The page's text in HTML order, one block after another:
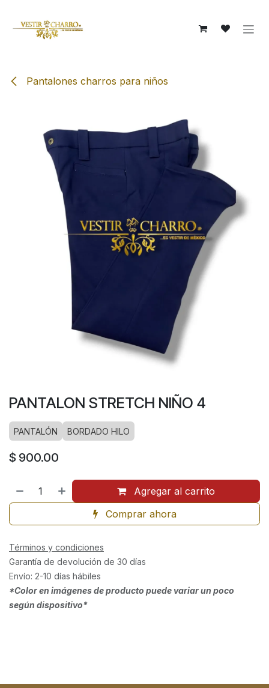
Pantalones charros para niños
PANTALON STRETCH NIÑO 4
PANTALÓN BORDADO HILO
$ 900.00
Agregar al carrito
Comprar ahora
Términos y condiciones
Garantía de devolución de 30 días
Envío: 2-10 días hábiles
*Color en imágenes de producto puede variar un poco
según dispositivo*